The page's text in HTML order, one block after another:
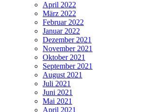
April 2022
März 2022
Februar 2022
Januar 2022
Dezember 2021
November 2021
Oktober 2021
September 2021
August 2021
Juli 2021
Juni 2021
Mai 2021
April 2021